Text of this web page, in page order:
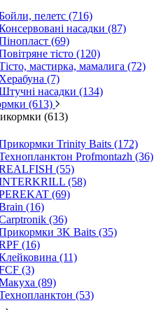
пелетс (716)
насадки (87)
(69)
тісто (120)
мастирка, мамалига (72)
Херабуна (7)
насадки (134)
(613)
(613)
Trinity Baits (172)
Profmontazh (36)
(55)
(58)
(69)
(16)
(36)
3K Baits (35)
(16)
(11)
(3)
(89)
(53)